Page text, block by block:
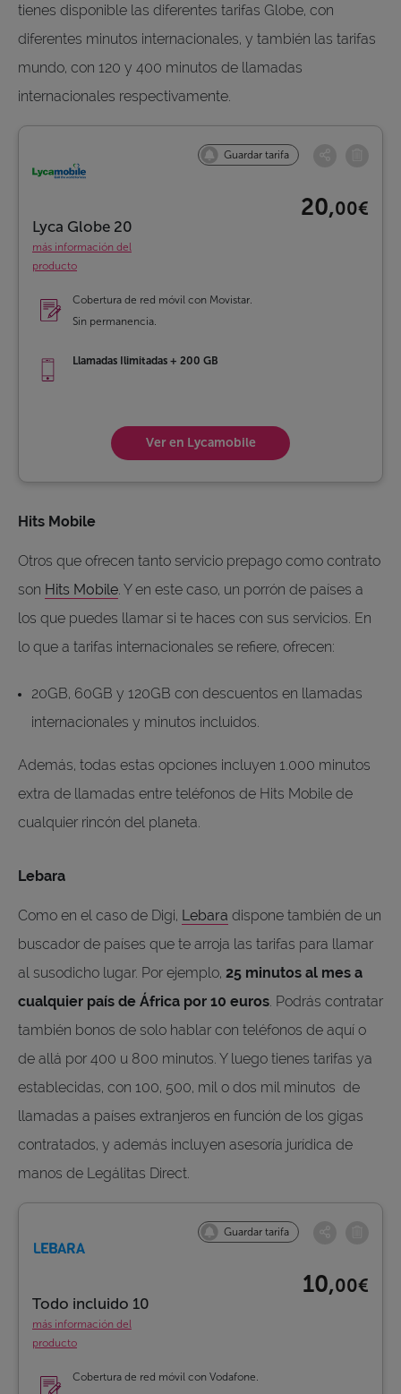
tienes disponible las diferentes tarifas Globe, con
diferentes minutos internacionales, y también las tarifas
mundo, con 120 y 400 minutos de llamadas
internacionales respectivamente.
Guardar tarifa
Lyca Globe 20
más información del
producto
20,00€
Ver en Lycamobile
Cobertura de red móvil con Movistar.
Sin permanencia.
Llamadas Ilimitadas + 200 GB
Hits Mobile
Otros que ofrecen tanto servicio prepago como contrato
son Hits Mobile. Y en este caso, un porrón de países a
los que puedes llamar si te haces con sus servicios. En
lo que a tarifas internacionales se refiere, ofrecen:
20GB, 60GB y 120GB con descuentos en llamadas
internacionales y minutos incluidos.
Además, todas estas opciones incluyen 1.000 minutos
extra de llamadas entre teléfonos de Hits Mobile de
cualquier rincón del planeta.
Lebara
Como en el caso de Digi, Lebara dispone también de un
buscador de países que te arroja las tarifas para llamar
al susodicho lugar. Por ejemplo, 25 minutos al mes a
cualquier país de África por 10 euros. Podrás contratar
también bonos de solo hablar con teléfonos de aquí o
de allá por 400 u 800 minutos. Y luego tienes tarifas ya
establecidas, con 100, 500, mil o dos mil minutos de
llamadas a países extranjeros en función de los gigas
contratados, y además incluyen asesoría jurídica de
manos de Legálitas Direct.
Guardar tarifa
Todo incluido 10
más información del
producto
10,00€
Cobertura de red móvil con Vodafone.